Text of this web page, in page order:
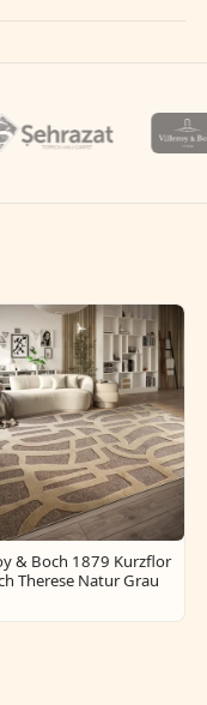
& Boch 1879 Kurzflor
Therese Natur Grau